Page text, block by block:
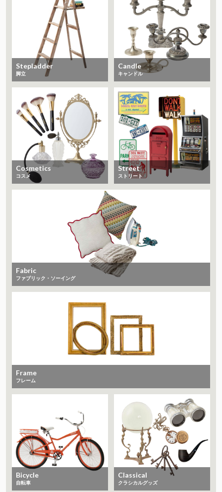
Stepladder
脚立
Candle
キャンドル
Cosmetics
コスメ
Street
ストリート
Fabric
ファブリック・ソーイング
Frame
フレーム
Bicycle
自転車
Classical
クラシカルグッズ